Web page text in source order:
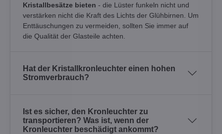
Kristallbesätze bieten - die Lüster funkeln nicht und
verstärken nicht die Kraft des Lichts der Glühbirnen. Um
Enttäuschungen zu vermeiden, sollten Sie immer auf
die Qualität der Glasteile achten.
Hat der Kristallkronleuchter einen hohen
Stromverbrauch?
Ist es sicher, den Kronleuchter zu
transportieren? Was ist, wenn der
Kronleuchter beschädigt ankommt?